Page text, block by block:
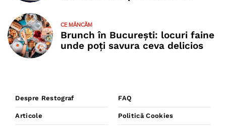
CE MÂNCĂM
Brunch în București: locuri faine
unde poţi savura ceva delicios
Despre Restograf
Articole
FAQ
Politică Cookies